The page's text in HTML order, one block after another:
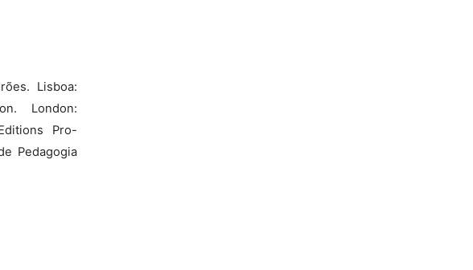
Lisboa:
London:
Pro-
Pedagogia